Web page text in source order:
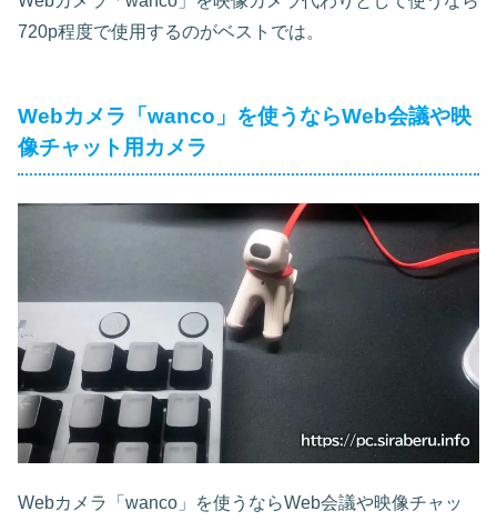
720p程度で使用するのがベストでは。
Webカメラ「wanco」を使うならWeb会議や映
像チャット用カメラ
Webカメラ「wanco」を使うならWeb会議や映像チャッ